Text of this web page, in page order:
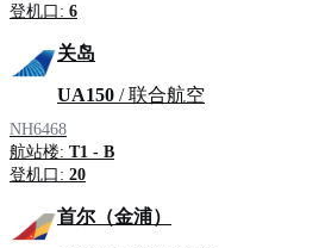
登机口: 6
关岛
UA150 / 联合航空
NH6468
航站楼: T1 - B
登机口: 20
首尔（金浦）